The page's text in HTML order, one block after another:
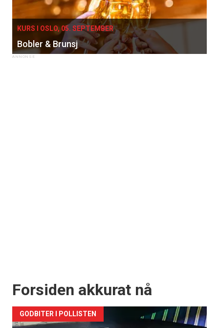
KURS I OSLO, 05. SEPTEMBER
Bobler & Brunsj
Forsiden akkurat nå
GODBITER I POLLISTEN